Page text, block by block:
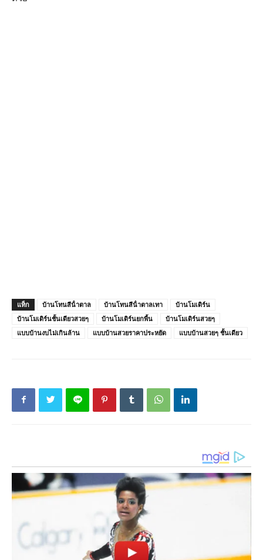
แท็ก บ้านโทนสีน้ําตาล บ้านโทนสีน้ําตาลเทา
บ้านโมเดิร์น
บ้านโมเดิร์นชั้นเดียวสวยๆ
บ้านโมเดิร์นยกพื้น
บ้านโมเดิร์นสวยๆ
แบบบ้านงบไม่เกินล้าน
แบบบ้านสวยราคาประหยัด แบบบ้านสวยๆ ชั้นเดียว